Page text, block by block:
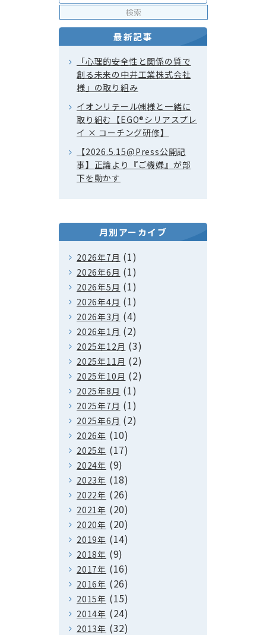
最新記事
「心理的安全性と関係の質で
創る未来の中井工業株式会社
様」の取り組み
イオンリテール㈱様と一緒に
取り組む【EGO®シリアスプレ
イ × コーチング研修】
【2026.5.15@Press公開記
事】正論より『ご機嫌』が部
下を動かす
月別アーカイブ
2026年7月 (1)
2026年6月 (1)
2026年5月 (1)
2026年4月 (1)
2026年3月 (4)
2026年1月 (2)
2025年12月 (3)
2025年11月 (2)
2025年10月 (2)
2025年8月 (1)
2025年7月 (1)
2025年6月 (2)
2026年 (10)
2025年 (17)
2024年 (9)
2023年 (18)
2022年 (26)
2021年 (20)
2020年 (20)
2019年 (14)
2018年 (9)
2017年 (16)
2016年 (26)
2015年 (15)
2014年 (24)
2013年 (32)